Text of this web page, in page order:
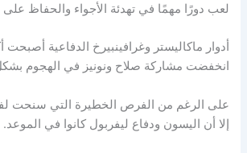
لعب دورًا مهمًا في تهدئة الأجواء والحفاظ على
أدوار ماكاليستر وغرافينبيرخ الدفاعية أصبحت
انخفضت مشاركة صلاح ونونيز في الهجوم
على الرغم من الفرص الخطيرة التي سنحت
إلا أن اليسون ودفاع ليفربول كانوا في الموعد.